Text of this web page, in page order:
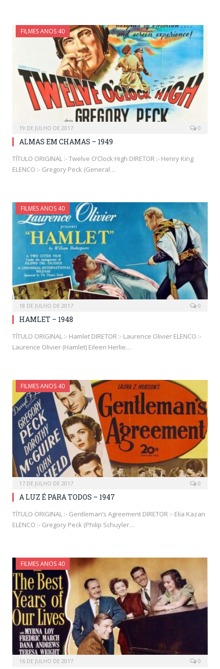
FILMES ANOS 40
19 DE JULHO DE 2017 0
ALMAS EM CHAMAS – 1949
TÍTULO ORIGINAL :- Twelve O’Clock High DIRETOR :- Henry King
ELENCO :- Gregory Peck (General…
FILMES ANOS 40
18 DE JULHO DE 2017 0
HAMLET – 1948
TÍTULO ORIGINAL :- Hamlet DIRETOR :- Laurence Olivier ELENCO :-
Laurence Olivier (Hamlet) Eileen Herlie…
FILMES ANOS 40
17 DE JULHO DE 2017 0
A LUZ É PARA TODOS – 1947
TÍTULO ORIGINAL :- Gentleman’s Agreement DIRETOR :- Elia Kazan
ELENCO :- Gregory Peck (Philip Schuyler…
FILMES ANOS 40
16 DE JULHO DE 2017 0